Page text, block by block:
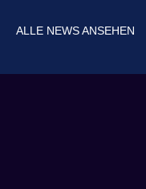
ALLE NEWS ANSEHEN